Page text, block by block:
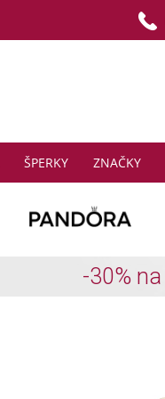
ŠPERKY ZNAČKY